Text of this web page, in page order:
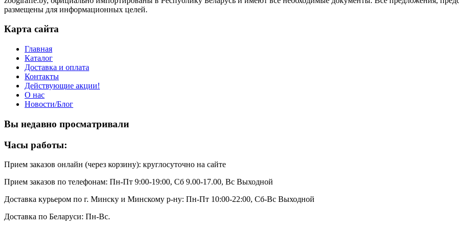
размещены для информационных целей.
Карта сайта
Главная
Каталог
Доставка и оплата
Контакты
Действующие акции!
О нас
Новости/Блог
Вы недавно просматривали
Часы работы:
Прием заказов онлайн (через корзину): круглосуточно на сайте
Прием заказов по телефонам: Пн-Пт 9:00-19:00, Сб 9.00-17.00, Вс Выходной
Доставка курьером по г. Минску и Минскому р-ну: Пн-Пт 10:00-22:00, Сб-Вс Выходной
Доставка по Беларуси: Пн-Вс.